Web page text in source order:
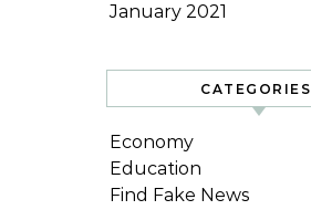
January 2021
CATEGORIES
Economy
Education
Find Fake News